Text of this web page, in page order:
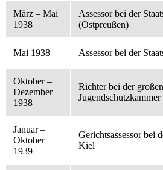
März – Mai
1938
Assessor bei der
(Ostpreußen)
Mai 1938 Assessor bei der
Oktober –
Dezember
1938
Richter bei der
Januar –
Oktober
1939
Gerichtsassessor bei
Kiel